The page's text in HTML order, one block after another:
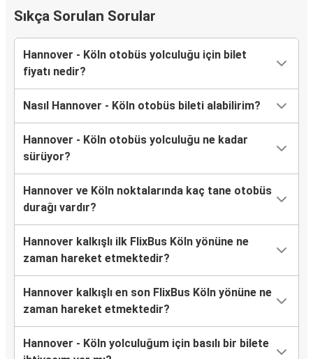
Sıkça Sorulan Sorular
Hannover - Köln otobüs yolculuğu için bilet
fiyatı nedir?
Nasıl Hannover - Köln otobüs bileti alabilirim?
Hannover - Köln otobüs yolculuğu ne kadar
sürüyor?
Hannover ve Köln noktalarında kaç tane otobüs
durağı vardır?
Hannover kalkışlı ilk FlixBus Köln yönüne ne
zaman hareket etmektedir?
Hannover kalkışlı en son FlixBus Köln yönüne ne
zaman hareket etmektedir?
Hannover - Köln yolculuğum için basılı bir bilete